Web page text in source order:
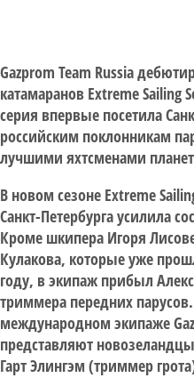
Gazprom Team Russia
катамаранов Extreme Sailing
серия впервые посетила
российским поклонникам
лучшими яхтсменами
В новом сезоне Extreme
Санкт-Петербурга усилила
Кроме шкипера Игоря
Кулакова, которые уже
году, в экипаж прибыл
триммера передних
международном экипаже
представляют
Гарт Элингэм (триммер